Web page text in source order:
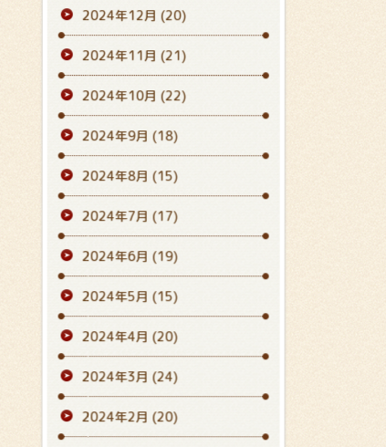
2024年12月 (20)
2024年11月 (21)
2024年10月 (22)
2024年9月 (18)
2024年8月 (15)
2024年7月 (17)
2024年6月 (19)
2024年5月 (15)
2024年4月 (20)
2024年3月 (24)
2024年2月 (20)